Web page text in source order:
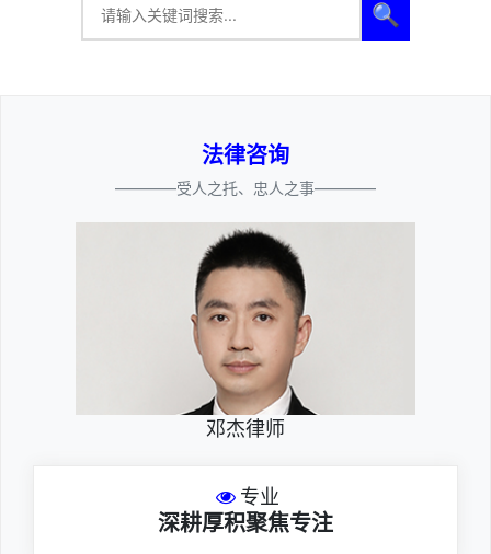
🔍
法律咨询
————受人之托、忠人之事————
邓杰律师
专业
深耕厚积聚焦专注